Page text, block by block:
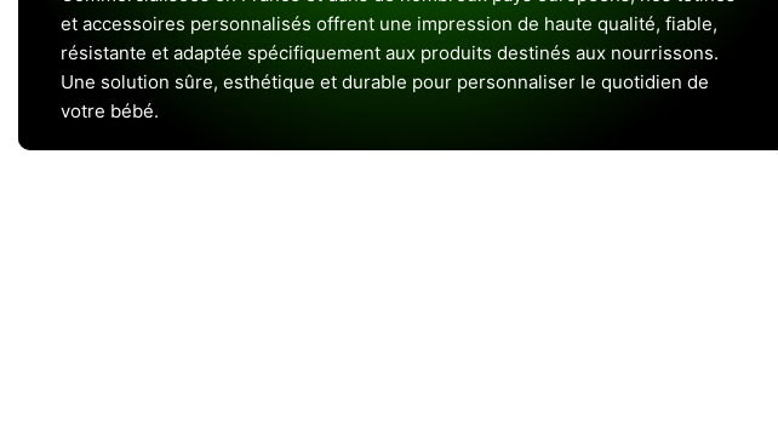
et accessoires personnalisés offrent une impression de haute qualité, fiable,
résistante et adaptée spécifiquement aux produits destinés aux nourrissons.
Une solution sûre, esthétique et durable pour personnaliser le quotidien de
votre bébé.